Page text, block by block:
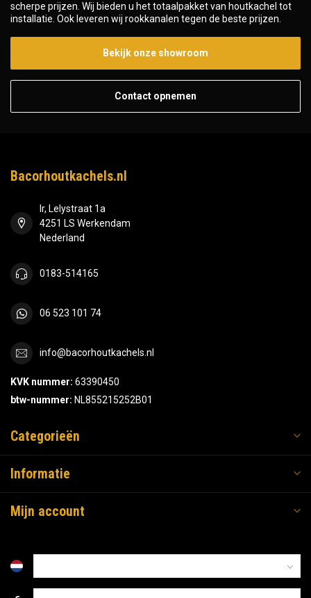
scherpe prijzen. Wij bieden u het totaalpakket van houtkachel tot
installatie. Ook leveren wij rookkanalen tegen de beste prijzen.
Bekijk onze showroom
Contact opnemen
Bacorhoutkachels.nl
Ir, Lelystraat 1a
4251 LS Werkendam
Nederland
0183-514165
06 523 101 74
info@bacorhoutkachels.nl
KVK nummer: 63390450
btw-nummer: NL855215252B01
Categorieën
Informatie
Mijn account